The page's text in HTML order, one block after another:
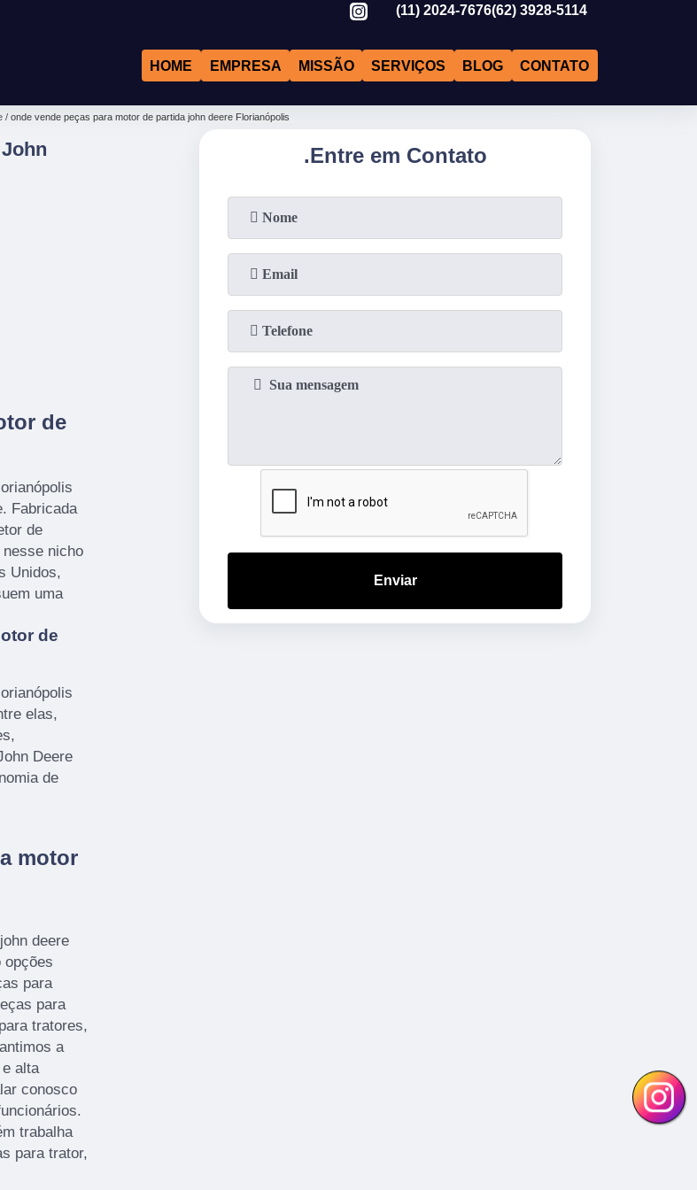
(11) 2024-7676(62) 3928-5114
HOME EMPRESA MISSÃO SERVIÇOS BLOG CONTATO
onde vende peças para motor de partida john deere Florianópolis
de
Fabricada
de
nicho
Unidos,
uma
de
elas,
Deere
de
motor
deere
opções
para
para
tratores,
a
alta
conosco
trabalha
para trator,
.Entre em Contato
Enviar